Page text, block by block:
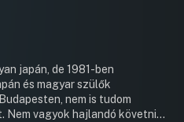
japán, de 1981-ben
és magyar szülők
Nem vagyok hajlandó követni